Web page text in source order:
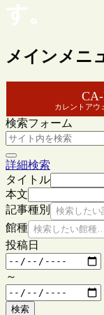
す。
メインメニ
カレントアウ
検索フォーム
詳細検索
タイトル
本文
記事種別
検索したい
館種 検索したい館種
投稿日
～
検索